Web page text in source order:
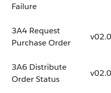
Failure
3A4 Request
Purchase Order
3A6 Distribute
Order Status